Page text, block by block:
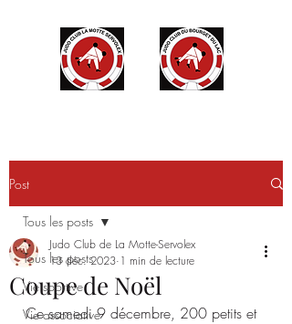
Post
Tous les posts
Vie sportive
Vie associative
Tous les posts
Coupe de Noël
Judo Club de La Motte-Servolex
13 déc. 2023 1 min de lecture
Ce samedi 9 décembre, 200 petits et